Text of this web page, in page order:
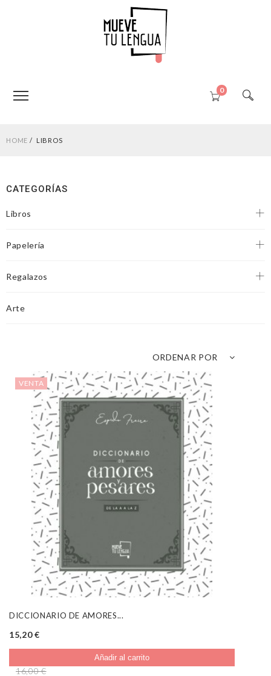
0
HOME LIBROS
CATEGORÍAS
Libros
Papelería
Regalazos
Arte
ORDENAR POR
VENTA
DICCIONARIO DE AMORES...
15,20 €
Añadir al carrito
16,00 €